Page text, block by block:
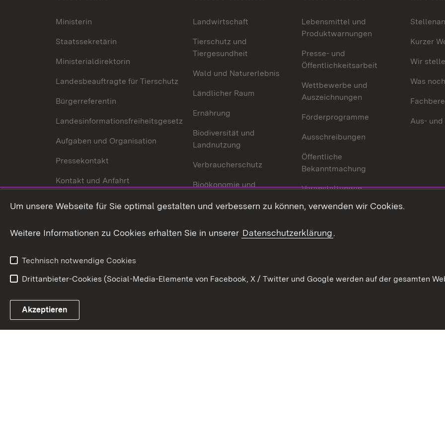
Ministerin
Staatssekretärin
Ministerialdirektorin
Landesbeauftragte für Tierschutz
Bürgerreferentin
Landesinformationsfreiheitsgesetz
Aufgaben und Organisation
Pressekontakt
Kontakt und Anfahrt
Landwirtschaft
Tierschutz und
Tiergesundheit
Wald und Naturerlebnis
Ländlicher Raum
Ernährung
Biodiversität und
Landnutzung
Verbraucherschutz
Bioökonomie und
Lebensmittel und
Produktwarnungen
Presse- und
Öffentlichkeitsarbeit
Wettbewerbe und
Auszeichnungen
Förderprogramme
Ausschreibungen
Öffentliche
Bekanntmachung
Veranstaltungen
Mediathek
Publikationen
Kurzer
Wir
Was
Aus-
Link zum Landesportal
Um unsere Webseite für Sie optimal gestalten und verbessern zu können, verwenden wir Cookies.
Weitere Informationen zu Cookies erhalten Sie in unserer Datenschutzerklärung.
Technisch notwendige Cookies
Drittanbieter-Cookies (Social-Media-Elemente von Facebook, X / Twitter und Google werden auf der gesamten
Akzeptieren